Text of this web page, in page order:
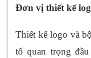
Đơn vị thiết kế
Thiết kế logo và
tố quan trọng